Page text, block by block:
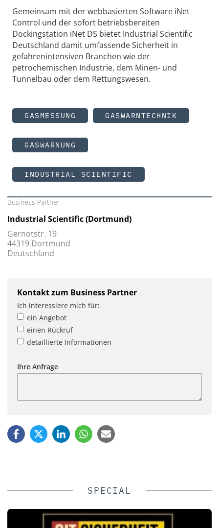
Gemeinsam mit der webbasierten Software iNet
Control und der sofort betriebsbereiten
Dockingstation iNet DS bietet Industrial Scientific
Deutschland damit umfassende Sicherheit in
gefahrenintensiven Branchen wie der
petrochemischen Industrie, dem Minen- und
Tunnelbau oder dem Rettungswesen.
GASMESSUNG GASWARNTECHNIK
GASWARNUNG
INDUSTRIAL SCIENTIFIC
Business Partner
Industrial Scientific (Dortmund)
Gernotstr. 19
44319 Dortmund
Deutschland
Kontakt zum Business Partner
Ich interessiere mich für:
ein Angebot
einen Rückruf
detaillierte Informationen
Ihre Anfrage
SPECIAL